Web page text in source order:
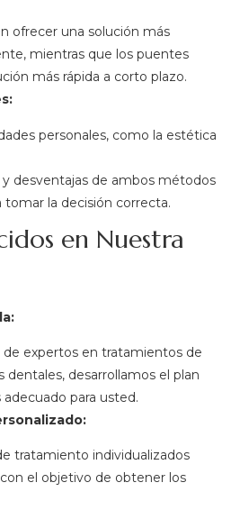
ofrecer una solución más
mientras que los puentes
más rápida a corto plazo.
personales, como la estética
y desventajas de ambos métodos
tomar la decisión correcta.
en Nuestra
expertos en tratamientos de
desarrollamos el plan
para usted.
tratamiento individualizados
el objetivo de obtener los